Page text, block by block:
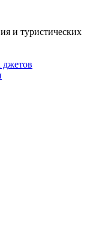
и туристических
джетов